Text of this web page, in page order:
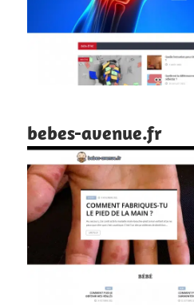
bebes-avenue.fr